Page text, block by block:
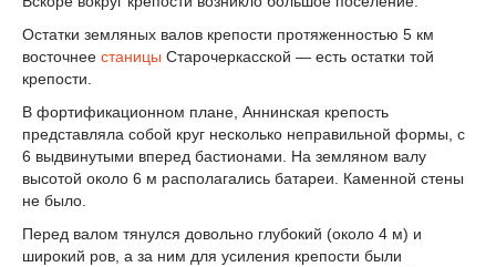
Остатки земляных валов крепости протяженностью 5 км
восточнее станицы Старочеркасской — есть остатки той
крепости.
В фортификационном плане, Аннинская крепость
представляла собой круг несколько неправильной формы, с
6 выдвинутыми вперед бастионами. На земляном валу
высотой около 6 м располагались батареи. Каменной стены
не было.
Перед валом тянулся довольно глубокий (около 4 м) и
широкий ров, а за ним для усиления крепости были